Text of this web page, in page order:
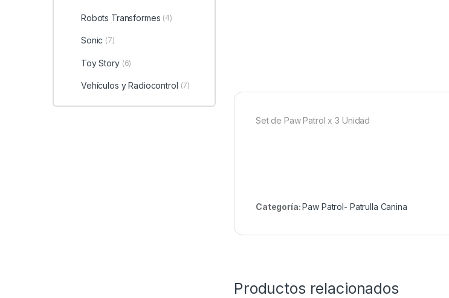
Set de Paw Patrol x 3 Unidad
Categoría:Paw Patrol- Patrulla Canina
Productos relacionados
Robots Transformes (4)
Sonic (7)
Toy Story (6)
Vehículos y Radiocontrol (7)